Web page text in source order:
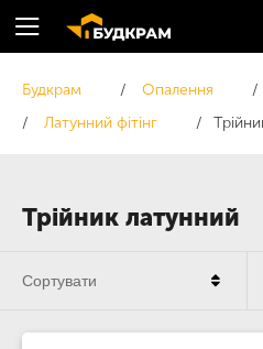
Трійник латунний
Будкрам Опалення
Латунний фітінг
Сортувати